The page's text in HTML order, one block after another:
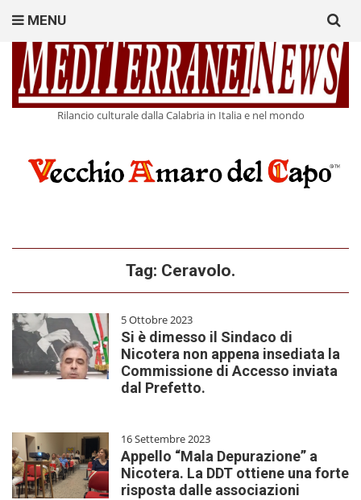
Rilancio culturale dalla Calabria in Italia e nel mondo
MENU
for:
Tag: Ceravolo.
5 Ottobre 2023
Si è dimesso il Sindaco di
Nicotera non appena insediata la
Commissione di Accesso inviata
dal Prefetto.
16 Settembre 2023
Appello “Mala Depurazione” a
Nicotera. La DDT ottiene una forte
risposta dalle associazioni